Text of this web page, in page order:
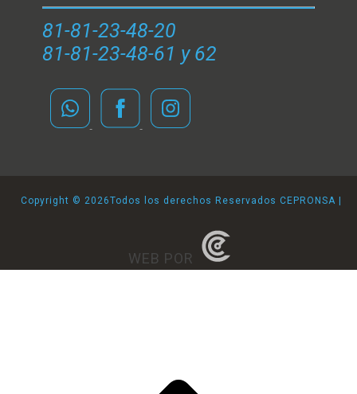
81-81-23-48-20
81-81-23-48-61 y 62
Copyright © 2026Todos los derechos Reservados CEPRONSA |
WEB POR